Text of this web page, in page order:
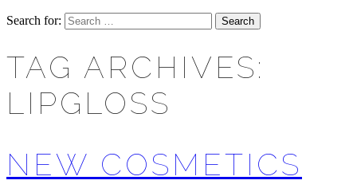
Search for:
TAG ARCHIVES:
LIPGLOSS
NEW COSMETICS